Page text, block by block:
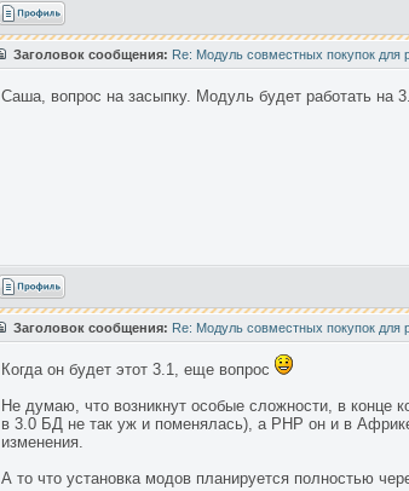
Заголовок сообщения: Re: Модуль совместных покупок для
Саша, вопрос на засыпку. Модуль будет работать на
Заголовок сообщения: Re: Модуль совместных покупок для
Когда он будет этот 3.1, еще вопрос
Не думаю, что возникнут особые сложности, в конце
в 3.0 БД не так уж и поменялась), а PHP он и в
изменения.
А то что установка модов планируется полностью